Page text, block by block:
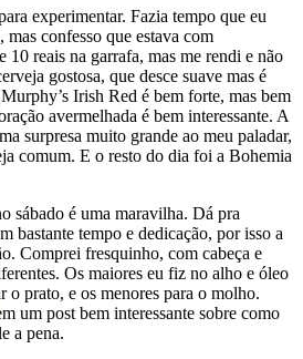
experimentar. Fazia tempo que eu
confesso que estava com
10 reais na garrafa, mas me rendi e não
gostosa, que desce suave mas é
Irish Red é bem forte, mas bem
avermelhada é bem interessante. A
surpresa muito grande ao meu paladar,
comum. E o resto do dia foi a Bohemia
sábado é uma maravilha. Dá pra
bastante tempo e dedicação, por isso a
Comprei fresquinho, com cabeça e
Os maiores eu fiz no alho e óleo
o prato, e os menores para o molho.
um post bem interessante sobre como
a pena.